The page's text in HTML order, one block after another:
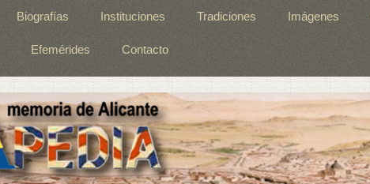
Biografías Instituciones Tradiciones Imágenes
Efemérides Contacto